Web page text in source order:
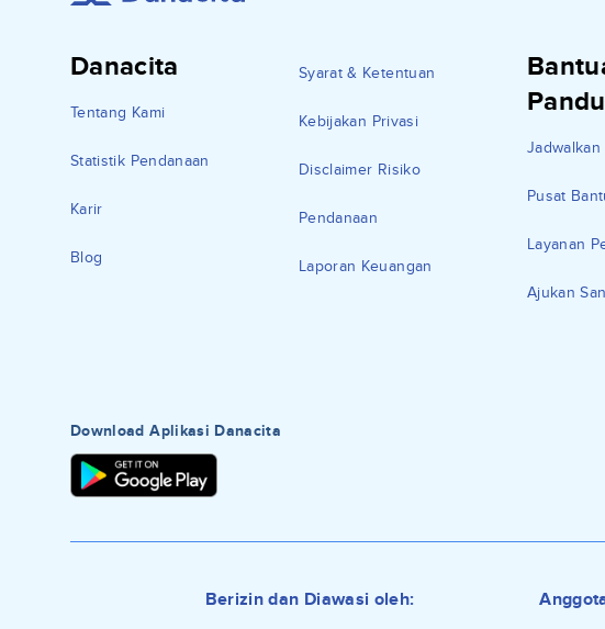
Danacita
Tentang Kami
Statistik Pendanaan
Karir
Blog
Syarat & Ketentuan
Kebijakan Privasi
Disclaimer Risiko
Pendanaan
Laporan Keuangan
Jadwalkan
Pusat
Layanan
Ajukan
Download Aplikasi Danacita
Berizin dan Diawasi oleh: